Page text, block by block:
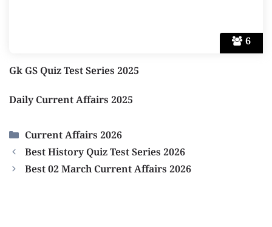
6
Gk GS Quiz Test Series 2025
Daily Current Affairs 2025
Categories
Current Affairs 2026
Best History Quiz Test Series 2026
Best 02 March Current Affairs 2026